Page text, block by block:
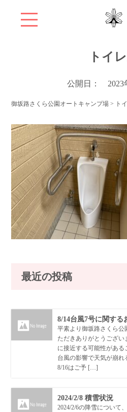
トイ
公開日： 2023
御坂路さくら公園オートキャンプ場 > ト
最近の投稿
8/14台風7号に関する
平素より御坂路さくら
ただきありがとうござい
に接近する可能性がある
台風の影響で天気が崩れ
8/16はご予 […]
2024/2/8 積雪状況
2024/2/6の降雪について